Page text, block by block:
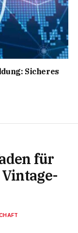
Sicheres
für